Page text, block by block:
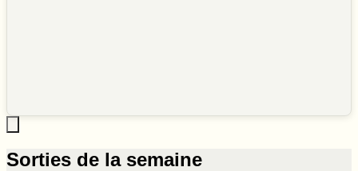
Sorties de la semaine